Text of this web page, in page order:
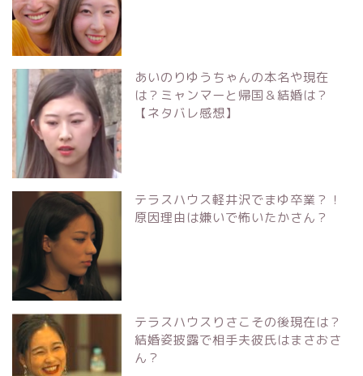
あいのりゆうちゃんの本名や現在
は？ミャンマーと帰国＆結婚は？
【ネタバレ感想】
テラスハウス軽井沢でまゆ卒業？！
原因理由は嫌いで怖いたかさん？
テラスハウスりさこその後現在は？
結婚姿披露で相手夫彼氏はまさおさ
ん？